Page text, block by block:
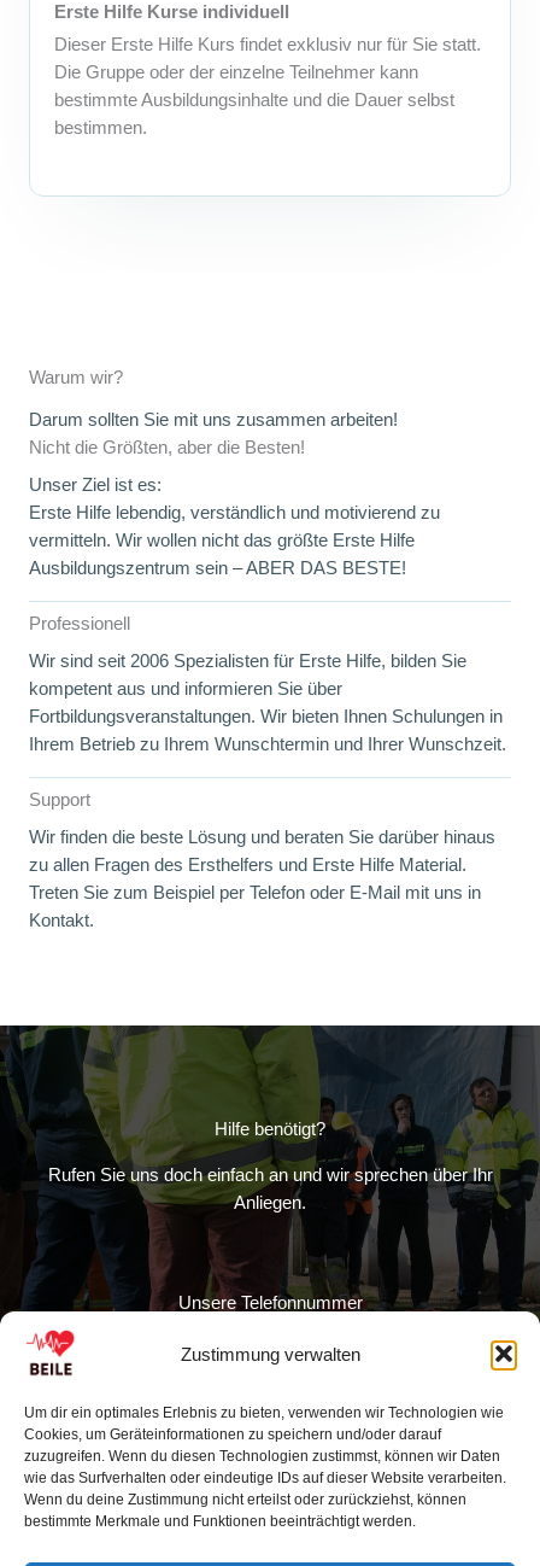
Zustimmung verwalten
Um dir ein optimales Erlebnis zu bieten, verwenden wir Technologien wie
Cookies, um Geräteinformationen zu speichern und/oder darauf
zuzugreifen. Wenn du diesen Technologien zustimmst, können wir Daten
wie das Surfverhalten oder eindeutige IDs auf dieser Website verarbeiten.
Wenn du deine Zustimmung nicht erteilst oder zurückziehst, können
bestimmte Merkmale und Funktionen beeinträchtigt werden.
Erste Hilfe Kurse individuell
Dieser Erste Hilfe Kurs findet exklusiv nur für Sie statt.
Die Gruppe oder der einzelne Teilnehmer kann
bestimmte Ausbildungsinhalte und die Dauer selbst
bestimmen.
Warum wir?
Darum sollten Sie mit uns zusammen arbeiten!
Nicht die Größten, aber die Besten!
Unser Ziel ist es:
Erste Hilfe lebendig, verständlich und motivierend zu
vermitteln. Wir wollen nicht das größte Erste Hilfe
Ausbildungszentrum sein – ABER DAS BESTE!
Professionell
Wir sind seit 2006 Spezialisten für Erste Hilfe, bilden Sie
kompetent aus und informieren Sie über
Fortbildungsveranstaltungen. Wir bieten Ihnen Schulungen in
Ihrem Betrieb zu Ihrem Wunschtermin und Ihrer Wunschzeit.
Support
Wir finden die beste Lösung und beraten Sie darüber hinaus
zu allen Fragen des Ersthelfers und Erste Hilfe Material.
Treten Sie zum Beispiel per Telefon oder E‑Mail mit uns in
Kontakt.
Hilfe benötigt?
Rufen Sie uns doch einfach an und wir sprechen über Ihr
Anliegen.
Unsere Telefonnummer
Unsere E-Mail-Adresse
info@erstehilfe-beile.de